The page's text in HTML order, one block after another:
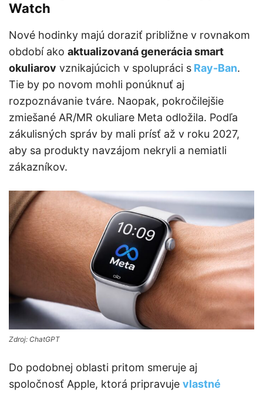
Watch
Nové hodinky majú doraziť približne v rovnakom
období ako aktualizovaná generácia smart
okuliarov vznikajúcich v spolupráci s Ray-Ban.
Tie by po novom mohli ponúknuť aj
rozpoznávanie tváre. Naopak, pokročilejšie
zmiešané AR/MR okuliare Meta odložila. Podľa
zákulisných správ by mali prísť až v roku 2027,
aby sa produkty navzájom nekryli a nemiatli
zákazníkov.
Zdroj: ChatGPT
Do podobnej oblasti pritom smeruje aj
spoločnosť Apple, ktorá pripravuje vlastné